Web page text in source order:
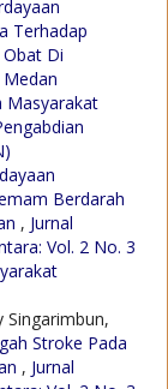
Terhadap
Di
Masyarakat
Berdarah
, Jurnal
Vol. 2 No. 3
Singarimbun,
Stroke Pada
, Jurnal